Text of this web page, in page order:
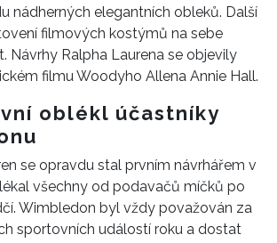
nádherných elegantních obleků. Další
filmových kostýmů na sebe
Návrhy Ralpha Laurena se objevily
filmu Woodyho Allena Annie Hall.
oblékl účastníky
se opravdu stal prvním návrhářem v
všechny od podavačů míčků po
Wimbledon byl vždy považován za
sportovních událostí roku a dostat